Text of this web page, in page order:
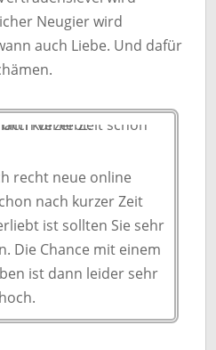
Neugier wird
auch Liebe. Und dafür
recht neue online
nach kurzer Zeit
ist sollten Sie sehr
Die Chance mit einem
ist dann leider sehr
hoch.